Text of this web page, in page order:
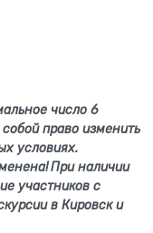
число 6
право изменить
условиях.
При наличии
участников с
в Кировск и